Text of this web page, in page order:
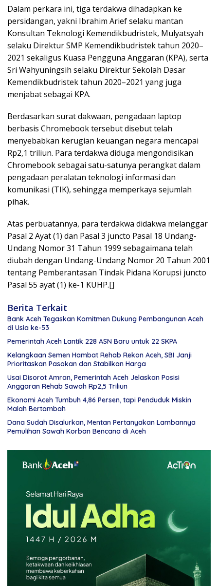
Dalam perkara ini, tiga terdakwa dihadapkan ke
persidangan, yakni Ibrahim Arief selaku mantan
Konsultan Teknologi Kemendikbudristek, Mulyatsyah
selaku Direktur SMP Kemendikbudristek tahun 2020–
2021 sekaligus Kuasa Pengguna Anggaran (KPA), serta
Sri Wahyuningsih selaku Direktur Sekolah Dasar
Kemendikbudristek tahun 2020–2021 yang juga
menjabat sebagai KPA.
Berdasarkan surat dakwaan, pengadaan laptop
berbasis Chromebook tersebut disebut telah
menyebabkan kerugian keuangan negara mencapai
Rp2,1 triliun. Para terdakwa diduga mengondisikan
Chromebook sebagai satu-satunya perangkat dalam
pengadaan peralatan teknologi informasi dan
komunikasi (TIK), sehingga memperkaya sejumlah
pihak.
Atas perbuatannya, para terdakwa didakwa melanggar
Pasal 2 Ayat (1) dan Pasal 3 juncto Pasal 18 Undang-
Undang Nomor 31 Tahun 1999 sebagaimana telah
diubah dengan Undang-Undang Nomor 20 Tahun 2001
tentang Pemberantasan Tindak Pidana Korupsi juncto
Pasal 55 ayat (1) ke-1 KUHP.[]
Berita Terkait
Bank Aceh Tegaskan Komitmen Dukung Pembangunan Aceh
di Usia ke-53
Pemerintah Aceh Lantik 228 ASN Baru untuk 22 SKPA
Kelangkaan Semen Hambat Rehab Rekon Aceh, SBI Janji
Prioritaskan Pasokan dan Stabilkan Harga
Usai Disorot Amran, Pemerintah Aceh Jelaskan Posisi
Anggaran Rehab Sawah Rp2,5 Triliun
Ekonomi Aceh Tumbuh 4,86 Persen, tapi Penduduk Miskin
Malah Bertambah
Dana Sudah Disalurkan, Mentan Pertanyakan Lambannya
Pemulihan Sawah Korban Bencana di Aceh